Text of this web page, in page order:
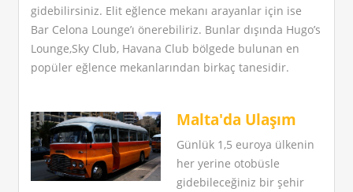
gidebilirsiniz. Elit eğlence mekanı arayanlar için ise
Bar Celona Lounge’ı önerebiliriz. Bunlar dışında Hugo’s
Lounge,Sky Club, Havana Club bölgede bulunan en
popüler eğlence mekanlarından birkaç tanesidir.
Malta'da Ulaşım
Günlük 1,5 euroya ülkenin
her yerine otobüsle
gidebileceğiniz bir şehir